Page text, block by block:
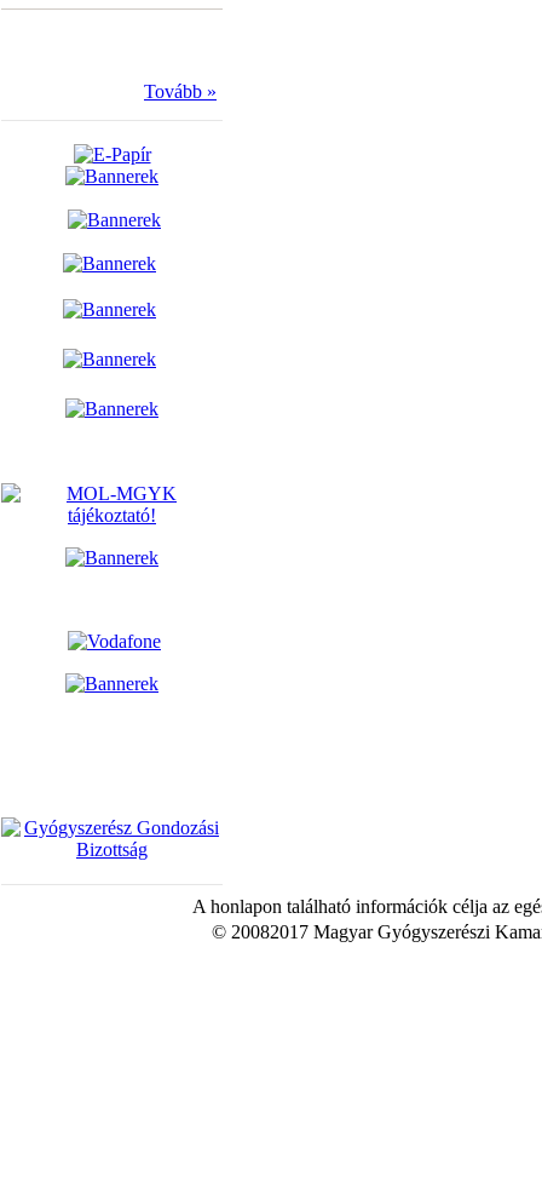
Tovább »
A honlapon található információk célja az
© 20082017 Magyar Gyógyszerészi